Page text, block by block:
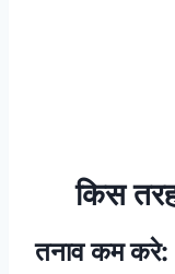
किस
तनाव कम करे: